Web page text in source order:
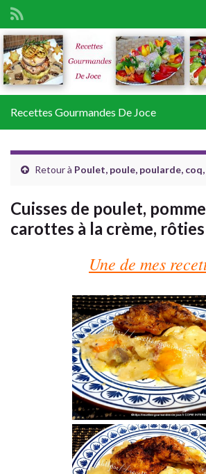
Search for:
Recettes Gourmandes De Joce
Retour à Poulet, poule, poularde,
Cuisses de poulet,
carottes à la crème,
Une de mes